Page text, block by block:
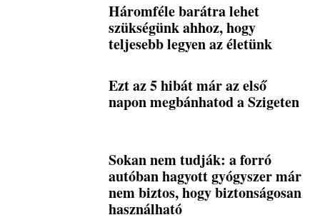
Háromféle barátra lehet
szükségünk ahhoz, hogy
teljesebb legyen az életünk
Ezt az 5 hibát már az első
napon megbánhatod a Szigeten
Sokan nem tudják: a forró
autóban hagyott gyógyszer már
nem biztos, hogy biztonságosan
használható